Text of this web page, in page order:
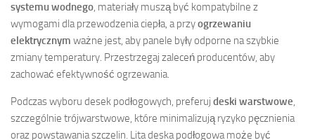
systemu wodnego, materiały muszą być kompatybilne z
wymogami dla przewodzenia ciepła, a przyogrzewaniu
elektrycznym ważne jest, aby panele były odporne na szybkie
zmiany temperatury. Przestrzegaj zaleceń producentów, aby
zachować efektywność ogrzewania.
Podczas wyboru desek podłogowych, preferuj deski warstwowe,
szczególnie trójwarstwowe, które minimalizują ryzyko pęcznienia
oraz powstawania szczelin. Lita deska podłogowa może być